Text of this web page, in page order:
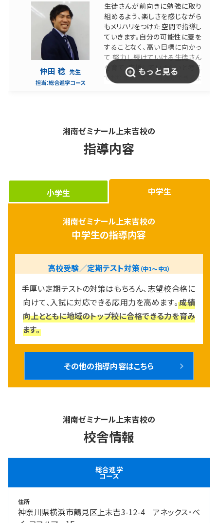
仲田 稔 先生
担当：総合進学コース
生徒さんが前向きに勉強に取り
組めるよう、楽しさを感じながら
もメリハリをつけた 空間で指導し
ていきます。自分の可能性に蓋を
することなく、高い目標に向かっ
て 努力し続けていける生徒さん
を育て、応援していきたいと考え
ております。 また、勉強ができるよ
地域の皆様に貢献 してまいりま
をもって努力をし、 人間的にも大
ル上末吉校で、共に高めあいな
がら明るい未来を 切り開いてい
きましょう！
湘南ゼミナール上末吉校の
指導内容
小学生 中学生
湘南ゼミナール上末吉校の
中学生の指導内容
高校受験／定期テスト対策（中1〜中3）
手厚い定期テストの対策はもちろん、志望校合格に
向けて、⼊試に対応できる応⽤⼒を⾼めます。成績
向上とともに地域のトップ校に合格できる⼒を育み
ます。
その他の指導内容はこちら
湘南ゼミナール上末吉校の
校舎情報
総合進学
コース
住所
神奈川県横浜市鶴見区上末吉3-12-4 アネックス･ベ